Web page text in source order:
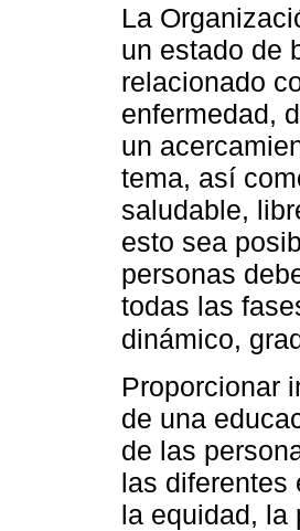
La
un estado de
relacionado
enfermedad,
un
tema, así
saludable,
esto sea
personas
todas las
dinámico,
Proporcionar
de una
de las
las diferentes
la equidad, la